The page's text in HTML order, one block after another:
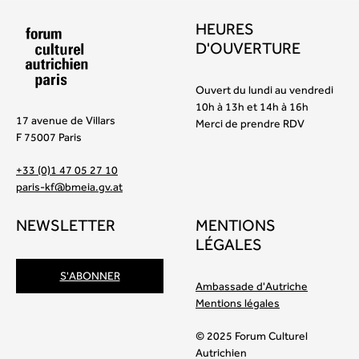
17 avenue de Villars
F 75007 Paris
+33 (0)1 47 05 27 10
paris-kf@bmeia.gv.at
HEURES
D'OUVERTURE
Ouvert du lundi au vendredi
10h à 13h et 14h à 16h
Merci de prendre RDV
NEWSLETTER
S'ABONNER
MENTIONS
LÉGALES
Ambassade d'Autriche
Mentions légales
© 2025 Forum Culturel
Autrichien